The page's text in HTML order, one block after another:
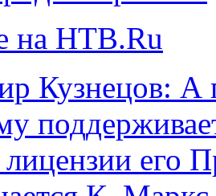
на НТВ.Ru
Кузнецов: А
лицензии его